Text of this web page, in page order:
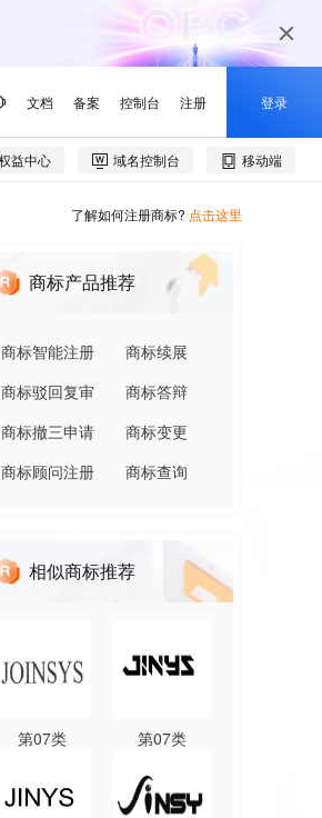
了解如何注册商标? 点击这里
商标产品推荐
商标智能注册
商标续展
商标驳回复审
商标答辩
商标撤三申请
商标变更
商标顾问注册
商标查询
相似商标推荐
第07类 第07类